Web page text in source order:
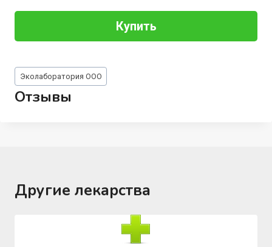
Купить
Метки
записи:
Эколаборатория ООО
Отзывы
Другие лекарства